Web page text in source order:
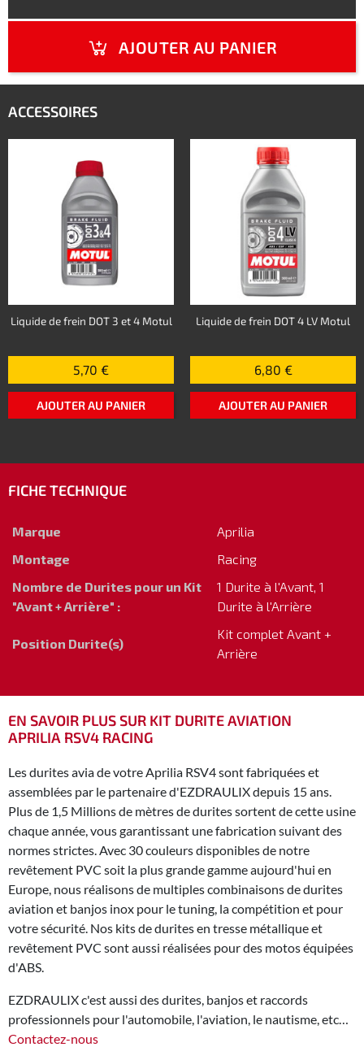
AJOUTER AU PANIER
ACCESSOIRES
Liquide de frein DOT 3 et 4 Motul
5,70 €
AJOUTER AU PANIER
Liquide de frein DOT 4 LV Motul
6,80 €
AJOUTER AU PANIER
FICHE TECHNIQUE
Marque
Aprilia
Montage
Racing
Nombre de Durites pour un Kit
"Avant + Arrière" :
1 Durite à l'Avant, 1
Durite à l'Arrière
Position Durite(s)
Kit complet Avant +
Arrière
EN SAVOIR PLUS SUR KIT DURITE AVIATION
APRILIA RSV4 RACING
Les durites avia de votre Aprilia RSV4 sont fabriquées et
assemblées par le partenaire d'EZDRAULIX depuis 15 ans.
Plus de 1,5 Millions de mètres de durites sortent de cette usine
chaque année, vous garantissant une fabrication suivant des
normes strictes. Avec 30 couleurs disponibles de notre
revêtement PVC soit la plus grande gamme aujourd'hui en
Europe, nous réalisons de multiples combinaisons de durites
aviation et banjos inox pour le tuning, la compétition et pour
votre sécurité. Nos kits de durites en tresse métallique et
revêtement PVC sont aussi réalisées pour des motos équipées
d'ABS.
EZDRAULIX c'est aussi des durites, banjos et raccords
professionnels pour l'automobile, l'aviation, le nautisme, etc…
Contactez-nous